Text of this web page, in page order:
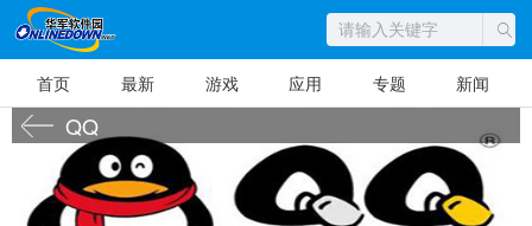
首页 最新 游戏 应用 专题 新闻
QQ